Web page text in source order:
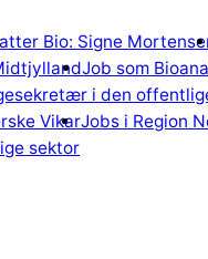
Bio: Signe
Job som
i den
VikarJobs i Region
sektor